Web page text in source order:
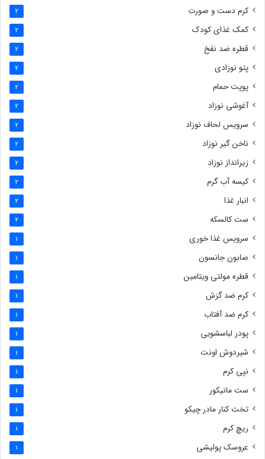
کرم دست و صورت 2
کمک غذای کودک 2
قطره ضد نفخ 2
پتو نوزادی 2
پوپت حمام 2
آغوشی نوزاد 2
سرویس لحاف نوزاد 2
ناخن گیر نوزاد 2
زیرانداز نوزاد 2
کیسه آب گرم 2
انبار غذا 2
ست کالسکه 2
سرویس غذا خوری 1
صابون جانسون 1
قطره مولتی ویتامین 1
کرم ضد گزش 1
کرم ضد آفتاب 1
پودر لباسشویی 1
شیردوش اونت 1
نپی کرم 1
ست مانیکور 1
تخت کنار مادر چیکو 1
ریچ کرم 1
عروسک پولیشی 1